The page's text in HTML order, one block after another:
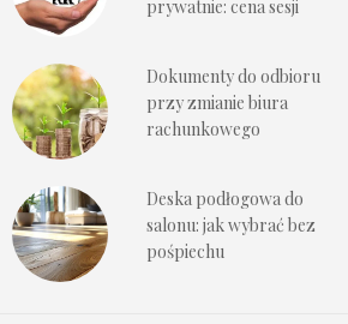
prywatnie: cena sesji
Dokumenty do odbioru
przy zmianie biura
rachunkowego
Deska podłogowa do
salonu: jak wybrać bez
pośpiechu